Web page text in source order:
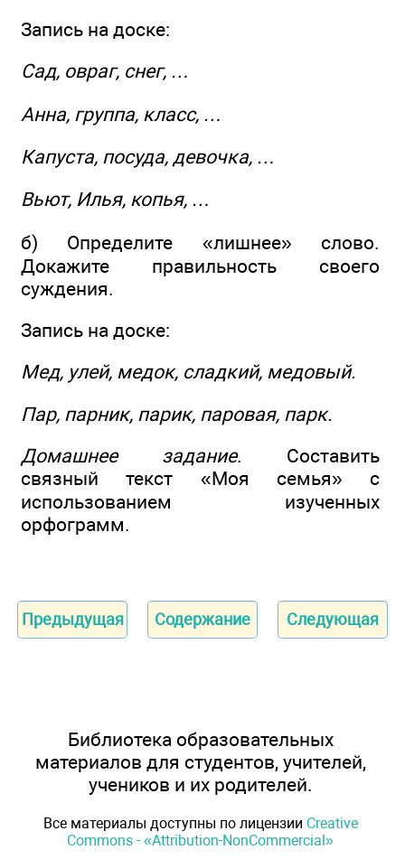
Запись на доске:
Сад, овраг, снег, …
Анна, группа, класс, …
Капуста, посуда, девочка, …
Вьют, Илья, копья, …
б) Определите «лишнее» слово.
Докажите правильность своего
суждения.
Запись на доске:
Мед, улей, медок, сладкий, медовый.
Пар, парник, парик, паровая, парк.
Домашнее задание. Составить
связный текст «Моя семья» с
использованием изученных
орфограмм.
Предыдущая Содержание Следующая
Библиотека образовательных
материалов для студентов, учителей,
учеников и их родителей.
Все материалы доступны по лицензии Creative
Commons - «Attribution-NonCommercial»